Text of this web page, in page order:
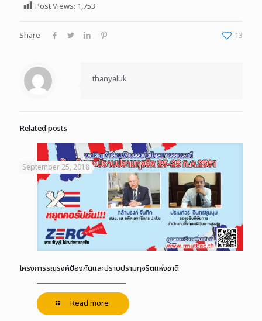
Post Views: 1,753
Share 13
thanyaluk
Related posts
September 25, 2018
โครงการรณรงค์ป้องกันและปราบปรามทุจริตแห่งชาติ
Read more